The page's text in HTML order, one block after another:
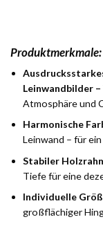
Produktmerkmale:
Leinwandbilder
Atmosphäre und
Harmonische
Leinwand – für
Stabiler
Tiefe für eine
Individuelle
großflächiger